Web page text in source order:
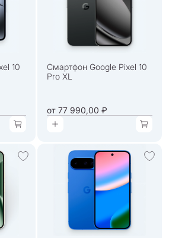
10
Смартфон Google Pixel 10
Pro XL
от77 990,00 ₽